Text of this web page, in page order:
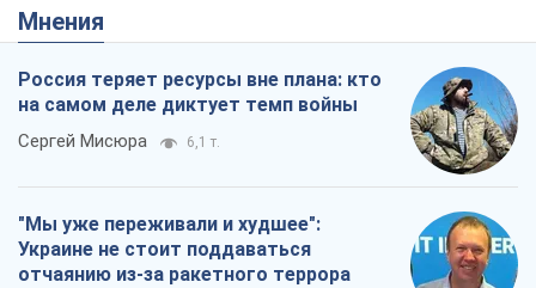
Мнения
Россия теряет ресурсы вне плана: кто
на самом деле диктует темп войны
Сергей Мисюра 6,1 т.
"Мы уже переживали и худшее":
Украине не стоит поддаваться
отчаянию из-за ракетного террора